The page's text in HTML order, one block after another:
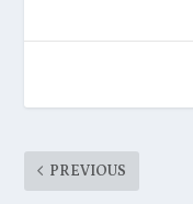
PREVIOUS